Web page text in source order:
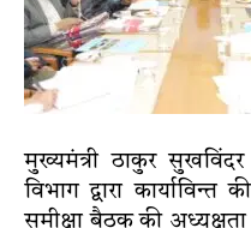
मुख्यमंत्री ठाकुर
विभाग द्वारा
समीक्षा बैठक की